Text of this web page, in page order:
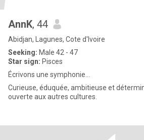
AnnK, 44
Abidjan, Lagunes, Cote d'Ivoire
Seeking: Male 42 - 47
Star sign: Pisces
Écrivons une symphonie…
Curieuse, éduquée, ambitieuse et
ouverte aux autres cultures.